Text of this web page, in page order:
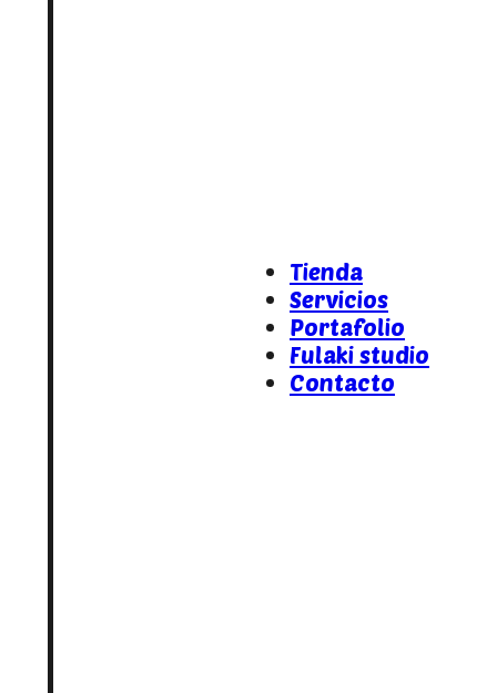
Tienda
Servicios
Portafolio
Fulaki studio
Contacto